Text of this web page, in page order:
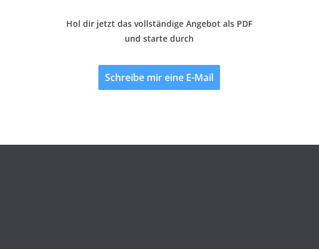
Hol dir jetzt das vollständige Angebot als PDF
und starte durch
Schreibe mir eine E-Mail